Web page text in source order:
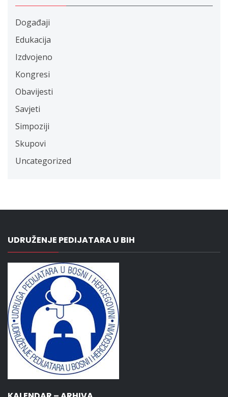
Događaji
Edukacija
Izdvojeno
Kongresi
Obavijesti
Savjeti
Simpoziji
Skupovi
Uncategorized
UDRUŽENJE PEDIJATARA U BIH